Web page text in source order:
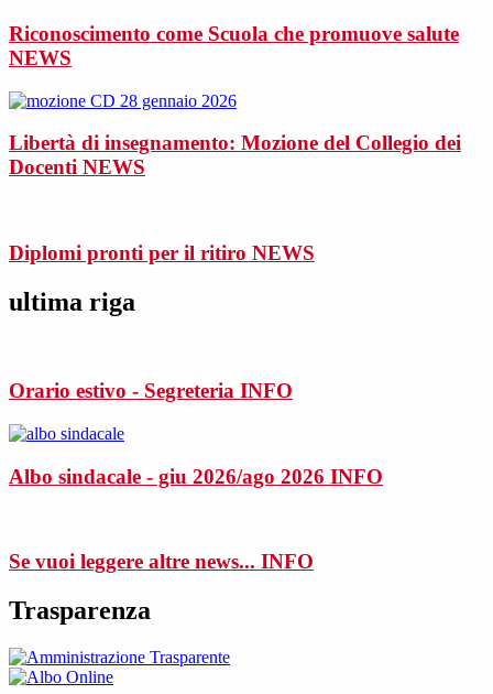
Riconoscimento come Scuola che promuove salute
NEWS
Libertà di insegnamento: Mozione del Collegio dei
Docenti NEWS
Diplomi pronti per il ritiro NEWS
ultima riga
Orario estivo - Segreteria INFO
Albo sindacale - giu 2026/ago 2026 INFO
Se vuoi leggere altre news... INFO
Trasparenza